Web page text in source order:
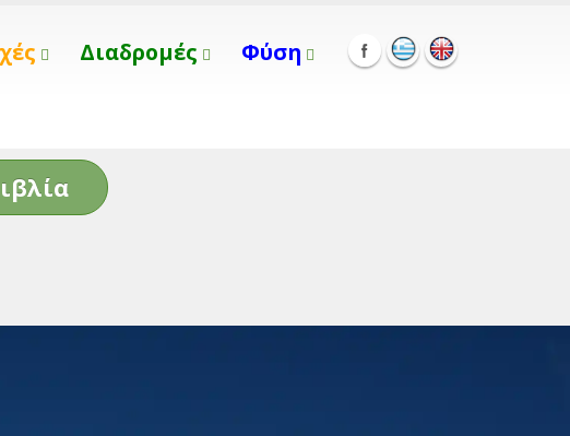
Διαδρομές Φύση